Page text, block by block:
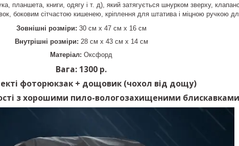
планшета, книги, одягу і т. д), який затягується шнурком зверху,
боковим сітчастою кишенею, кріплення для штатива і міцною ручкою
Зовнішні розміри: 30 см x 47 см x 16 см
Внутрішні розміри: 28 см x 43 см x 14 см
Матеріал: Оксфорд
Вага: 1300 р.
фоторюкзак + дощовик (чохол від дощу)
з хорошими пило-вологозахищеними